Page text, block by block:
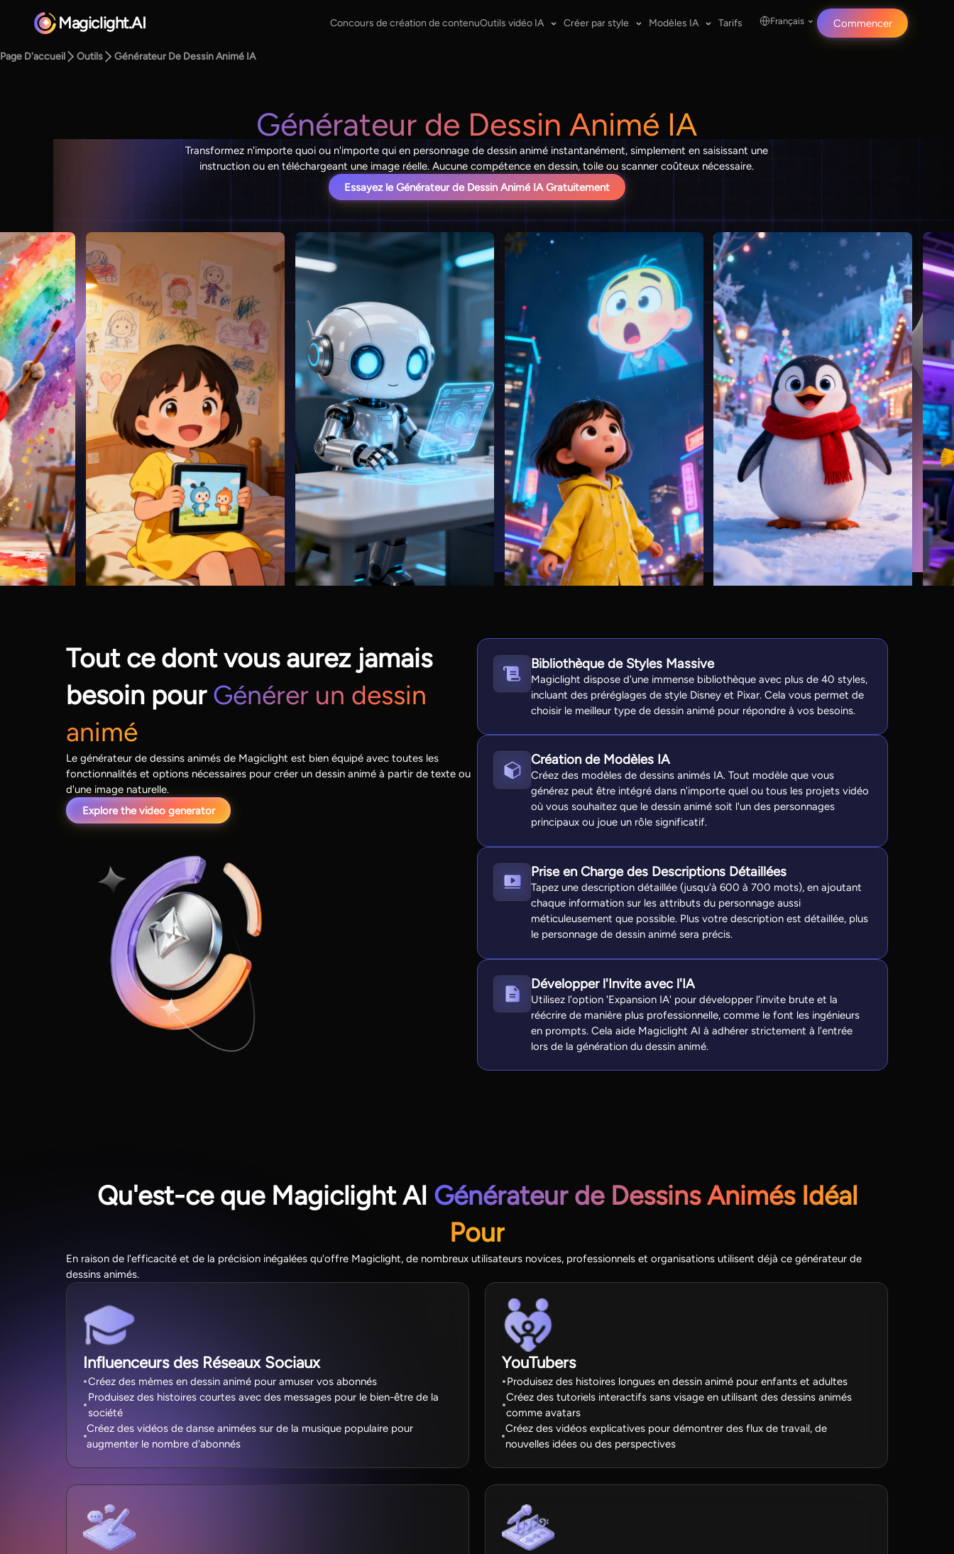
Magiclight.AI Concours de création de contenuOutils vidéo IA Créer par style Modèles IA Tarifs Français Commencer
Page D'accueil Outils Générateur De Dessin Animé IA
Générateur de Dessin Animé IA
Transformez n'importe quoi ou n'importe qui en personnage de dessin animé instantanément, simplement en saisissant une
instruction ou en téléchargeant une image réelle. Aucune compétence en dessin, toile ou scanner coûteux nécessaire.
Essayez le Générateur de Dessin Animé IA Gratuitement
Tout ce dont vous aurez jamais
besoin pour Générer un dessin
animé
Le générateur de dessins animés de Magiclight est bien équipé avec toutes les
fonctionnalités et options nécessaires pour créer un dessin animé à partir de texte ou
d'une image naturelle.
Explore the video generator
Bibliothèque de Styles Massive
Magiclight dispose d'une immense bibliothèque avec plus de 40 styles,
incluant des préréglages de style Disney et Pixar. Cela vous permet de
choisir le meilleur type de dessin animé pour répondre à vos besoins.
Création de Modèles IA
Créez des modèles de dessins animés IA. Tout modèle que vous
générez peut être intégré dans n'importe quel ou tous les projets vidéo
où vous souhaitez que le dessin animé soit l'un des personnages
principaux ou joue un rôle significatif.
Prise en Charge des Descriptions Détaillées
Tapez une description détaillée (jusqu'à 600 à 700 mots), en ajoutant
chaque information sur les attributs du personnage aussi
méticuleusement que possible. Plus votre description est détaillée, plus
le personnage de dessin animé sera précis.
Développer l'Invite avec l'IA
Utilisez l'option 'Expansion IA' pour développer l'invite brute et la
réécrire de manière plus professionnelle, comme le font les ingénieurs
en prompts. Cela aide Magiclight AI à adhérer strictement à l'entrée
lors de la génération du dessin animé.
Qu'est-ce que Magiclight AI Générateur de Dessins Animés Idéal
Pour
En raison de l'efficacité et de la précision inégalées qu'offre Magiclight, de nombreux utilisateurs novices, professionnels et organisations utilisent déjà ce générateur de
dessins animés.
Influenceurs des Réseaux Sociaux
Créez des mèmes en dessin animé pour amuser vos abonnés
Produisez des histoires courtes avec des messages pour le bien-être de la
société
Créez des vidéos de danse animées sur de la musique populaire pour
augmenter le nombre d'abonnés
YouTubers
Produisez des histoires longues en dessin animé pour enfants et adultes
Créez des tutoriels interactifs sans visage en utilisant des dessins animés
comme avatars
Créez des vidéos explicatives pour démontrer des flux de travail, de
nouvelles idées ou des perspectives